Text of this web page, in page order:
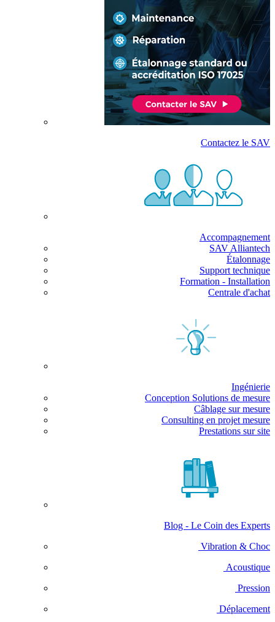
Contactez le SAV
Accompagnement
SAV Alliantech
Étalonnage
Support technique
Formation - Installation
Centrale d'achat
Ingénierie
Conception Solutions de mesure
Câblage sur mesure
Consulting en projet mesure
Prestations sur site
Blog - Le Coin des Experts
Vibration & Choc
Acoustique
Pression
Déplacement